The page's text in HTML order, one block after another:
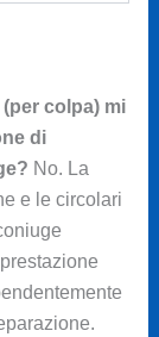
colpa) mi
di
No. La
e le circolari